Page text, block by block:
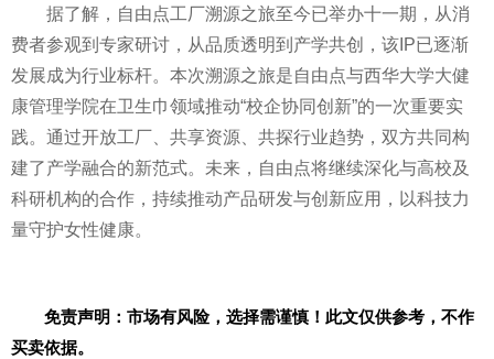
据了解，自由点工厂溯源之旅至今已举办十一期，从消
费者参观到专家研讨，从品质透明到产学共创，该IP已逐渐
发展成为行业标杆。本次溯源之旅是自由点与西华大学大健
康管理学院在卫生巾领域推动“校企协同创新”的一次重要实
践。通过开放工厂、共享资源、共探行业趋势，双方共同构
建了产学融合的新范式。未来，自由点将继续深化与高校及
科研机构的合作，持续推动产品研发与创新应用，以科技力
量守护女性健康。
免责声明：市场有风险，选择需谨慎！此文仅供参考，不作
买卖依据。